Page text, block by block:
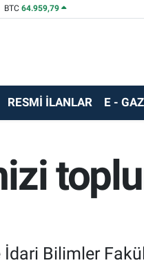
BTC 64.959,79
RESMİ İLANLAR E -
Bilimler